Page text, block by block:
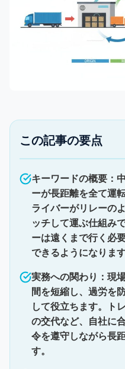
この記事の要点
キーワードの概要：
ーが長距離を全て運
ライバーがリレーの
ッチして運ぶ仕組み
ーは遠くまで行く必
できるようになります
実務への関わり：現
間を短縮し、過労を
して役立ちます。ト
の交代など、自社に
令を遵守しながら長
す。